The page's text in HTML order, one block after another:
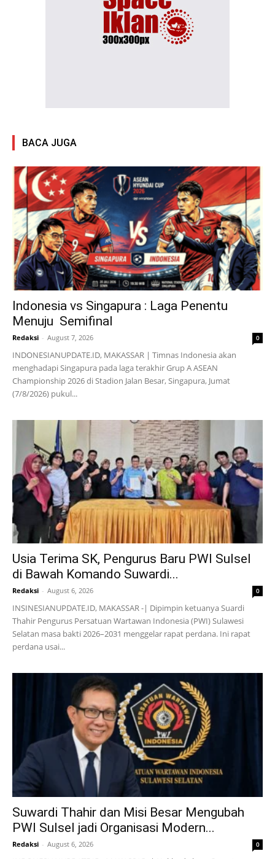
BACA JUGA
Indonesia vs Singapura : Laga Penentu
Menuju Semifinal
Redaksi - August 7, 2026 0
INDONESIANUPDATE.ID, MAKASSAR | Timnas Indonesia akan
menghadapi Singapura pada laga terakhir Grup A ASEAN
Championship 2026 di Stadion Jalan Besar, Singapura, Jumat
(7/8/2026) pukul...
Usia Terima SK, Pengurus Baru PWI Sulsel
di Bawah Komando Suwardi...
Redaksi - August 6, 2026 0
INSINESIANUPDATE.ID, MAKASSAR -| Dipimpin ketuanya Suardi
Thahir Pengurus Persatuan Wartawan Indonesia (PWI) Sulawesi
Selatan masa bakti 2026–2031 menggelar rapat perdana. Ini rapat
perdana usai...
Suwardi Thahir dan Misi Besar Mengubah
PWI Sulsel jadi Organisasi Modern...
Redaksi - August 6, 2026 0